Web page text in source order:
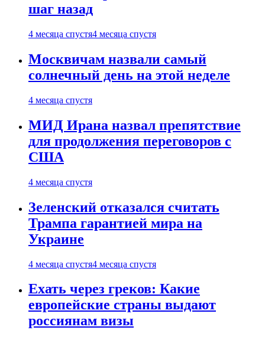
шаг назад
4 месяца спустя4 месяца спустя
Москвичам назвали самый
солнечный день на этой неделе
4 месяца спустя
МИД Ирана назвал препятствие
для продолжения переговоров с
США
4 месяца спустя
Зеленский отказался считать
Трампа гарантией мира на
Украине
4 месяца спустя4 месяца спустя
Ехать через греков: Какие
европейские страны выдают
россиянам визы